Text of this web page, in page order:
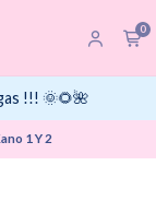
0
!!! 🌞🌻🌺
1 Y 2